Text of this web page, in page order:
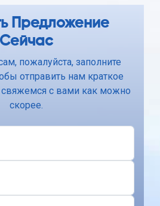
Предложение
Сейчас
пожалуйста, заполните
отправить нам краткое
с вами как можно
скорее.